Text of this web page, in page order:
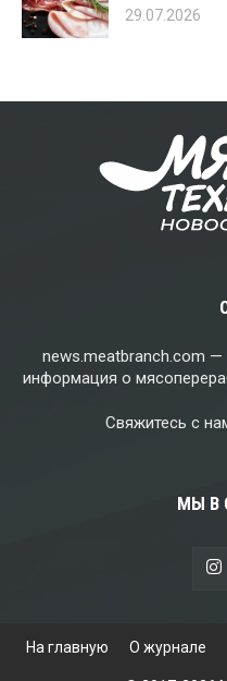
29.07.2026
news.meatbranch.com —
информация о
Свяжитесь с
МЫ В
На главную О журнале